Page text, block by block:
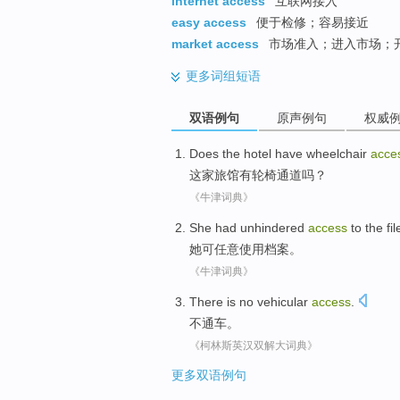
easy access
便于检修；容易接近
market access
市场准入；进入市场；
更多词组短语
双语例句 原声例句 权威
Does the hotel have wheelchair
这家旅馆有轮椅通道吗？
《牛津词典》
She had unhindered access to the
她可任意使用档案。
《牛津词典》
There is no vehicular access
不通车。
《柯林斯英汉双解大词典》
更多双语例句